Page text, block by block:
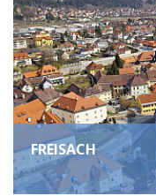
FREISACH